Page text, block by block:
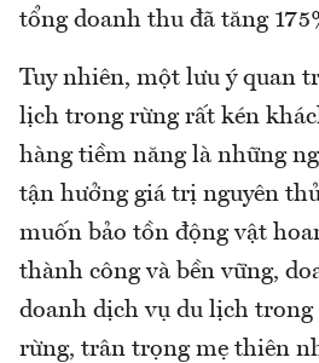
tổng doanh thu đã tăng
Tuy nhiên, một lưu ý quan
lịch trong rừng rất kén
hàng tiềm năng là những
tận hưởng giá trị nguyên
muốn bảo tồn động vật
thành công và bền vững,
doanh dịch vụ du lịch trong
rừng, trân trọng mẹ thiên